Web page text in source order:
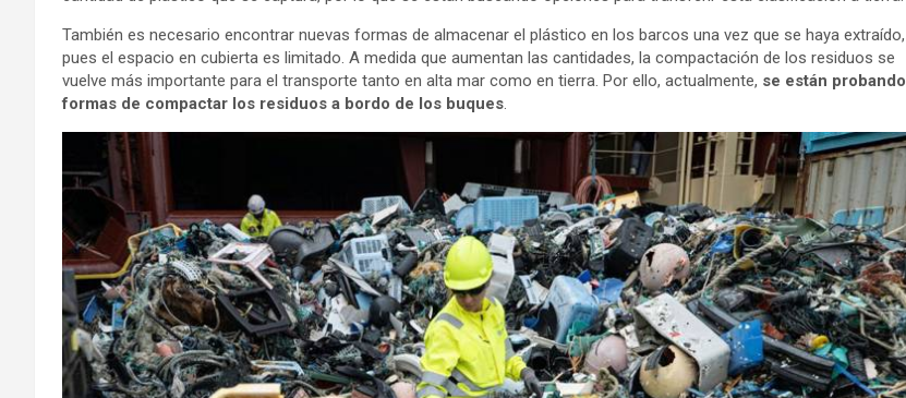
También es necesario encontrar nuevas formas de almacenar el plástico en los barcos una vez que se haya extraído,
pues el espacio en cubierta es limitado. A medida que aumentan las cantidades, la compactación de los residuos se
vuelve más importante para el transporte tanto en alta mar como en tierra. Por ello, actualmente, se están probando
formas de compactar los residuos a bordo de los buques.